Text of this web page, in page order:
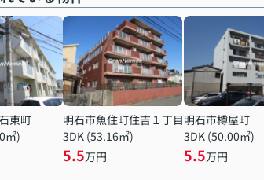
東町
㎡)
明石市魚住町住吉１丁目
3DK (53.16㎡)
5.5万円
明石市樽屋町
3DK (50.00㎡)
5.5万円